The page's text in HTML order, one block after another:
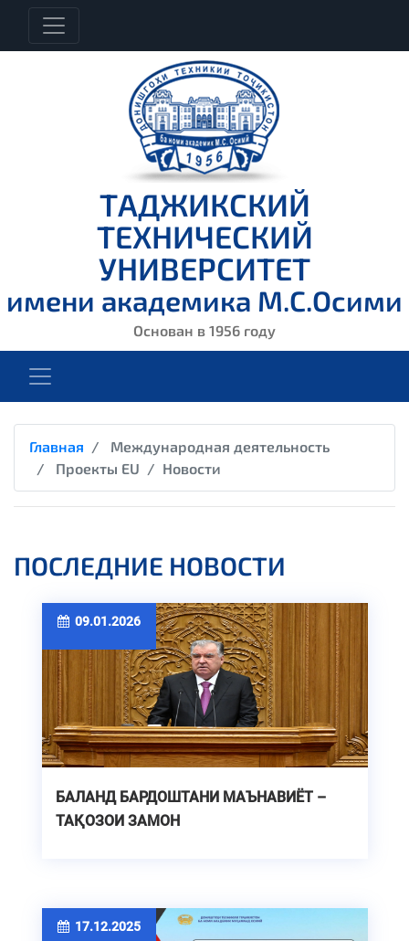
ТАДЖИКСКИЙ
ТЕХНИЧЕСКИЙ
УНИВЕРСИТЕТ
имени академика М.С.Осими
Основан в 1956 году
Главная
Международная деятельность
Проекты EU
Новости
ПОСЛЕДНИЕ НОВОСТИ
09.01.2026
БАЛАНД БАРДОШТАНИ МАЪНАВИЁТ –
ТАҚОЗОИ ЗАМОН
17.12.2025